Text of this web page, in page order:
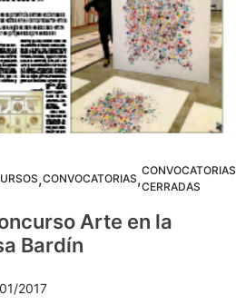
,CONVOCATORIAS,CONVOCATORIAS
CERRADAS
Arte en la
Bardín
2017